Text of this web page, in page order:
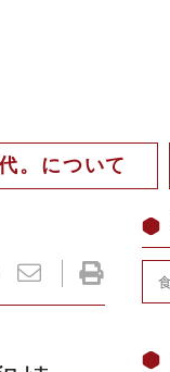
。について